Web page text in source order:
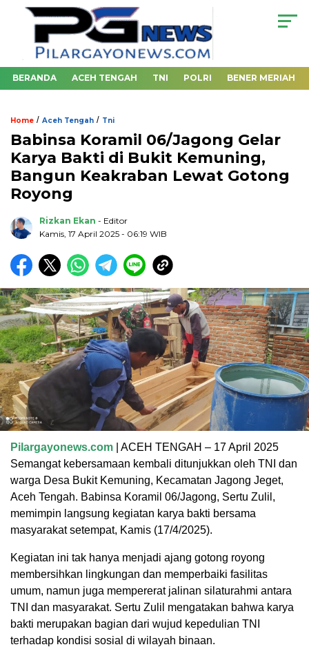
BERANDA ACEH TENGAH TNI POLRI BENER MERIAH
Home / Aceh Tengah / Tni
Babinsa Koramil 06/Jagong Gelar
Karya Bakti di Bukit Kemuning,
Bangun Keakraban Lewat Gotong
Royong
Rizkan Ekan - Editor
Kamis, 17 April 2025 - 06:19 WIB
Pilargayonews.com | ACEH TENGAH – 17 April 2025
Semangat kebersamaan kembali ditunjukkan oleh TNI dan
warga Desa Bukit Kemuning, Kecamatan Jagong Jeget,
Aceh Tengah. Babinsa Koramil 06/Jagong, Sertu Zulil,
memimpin langsung kegiatan karya bakti bersama
masyarakat setempat, Kamis (17/4/2025).
Kegiatan ini tak hanya menjadi ajang gotong royong
membersihkan lingkungan dan memperbaiki fasilitas
umum, namun juga mempererat jalinan silaturahmi antara
TNI dan masyarakat. Sertu Zulil mengatakan bahwa karya
bakti merupakan bagian dari wujud kepedulian TNI
terhadap kondisi sosial di wilayah binaan.